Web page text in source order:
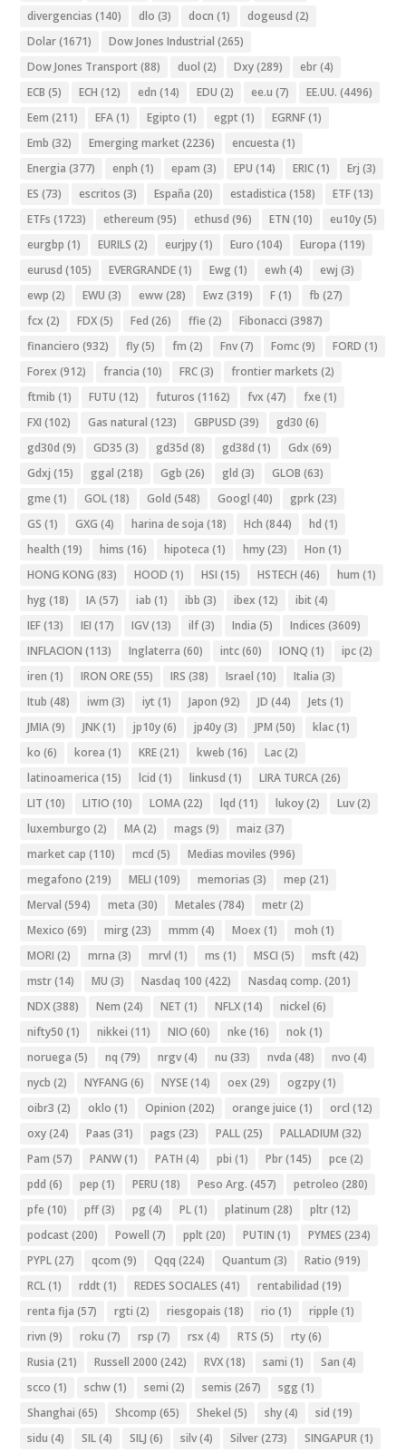
divergencias (140) dlo (3) docn (1) dogeusd (2)
Dolar(1671) Dow Jones Industrial (265)
Dow Jones Transport (88) duol (2) Dxy(289) ebr(4)
ECB (5) ECH (12) edn (14) EDU (2) ee.u (7) EE.UU. (4496)
Eem (211) EFA(1) Egipto (1) egpt (1) EGRNF(1)
Emb (32) Emerging market (2236) encuesta (1)
Energia (377) enph (1) epam (3) EPU (14) ERIC(1) Erj (3)
ES (73) escritos (3) España (20) estadistica (158) ETF(13)
ETFs (1723) ethereum (95) ethusd (96) ETN (10) eu10y(5)
eurgbp (1) EURILS (2) eurjpy(1) Euro (104) Europa (119)
eurusd (105) EVERGRANDE(1) Ewg (1) ewh (4) ewj (3)
ewp (2) EWU (3) eww(28) Ewz (319) F(1) fb (27)
fcx (2) FDX(5) Fed (26) ffie (2) Fibonacci (3987)
financiero (932) fly(5) fm (2) Fnv(7) Fomc(9) FORD (1)
Forex (912) francia (10) FRC(3) frontier markets (2)
ftmib (1) FUTU (12) futuros (1162) fvx (47) fxe (1)
FXI (102) Gas natural (123) GBPUSD (39) gd30 (6)
gd30d (9) GD35 (3) gd35d (8) gd38d (1) Gdx (69)
Gdxj (15) ggal (218) Ggb (26) gld (3) GLOB (63)
gme (1) GOL(18) Gold (548) Googl (40) gprk(23)
GS (1) GXG (4) harina de soja (18) Hch (844) hd (1)
health (19) hims (16) hipoteca (1) hmy(23) Hon (1)
HONG KONG (83) HOOD (1) HSI (15) HSTECH (46) hum (1)
hyg (18) IA(57) iab (1) ibb (3) ibex (12) ibit (4)
IEF(13) IEI (17) IGV(13) ilf(3) India (5) Indices (3609)
INFLACION (113) Inglaterra (60) intc(60) IONQ (1) ipc(2)
iren (1) IRON ORE(55) IRS (38) Israel (10) Italia (3)
Itub (48) iwm (3) iyt (1) Japon (92) JD (44) Jets (1)
JMIA(9) JNK(1) jp10y(6) jp40y(3) JPM (50) klac(1)
ko (6) korea (1) KRE(21) kweb (16) Lac(2)
latinoamerica (15) lcid (1) linkusd (1) LIRA TURCA(26)
LIT (10) LITIO (10) LOMA(22) lqd (11) lukoy(2) Luv(2)
luxemburgo (2) MA(2) mags (9) maiz (37)
market cap (110) mcd (5) Medias moviles (996)
megafono (219) MELI (109) memorias (3) mep (21)
Merval (594) meta (30) Metales (784) metr(2)
Mexico (69) mirg (23) mmm (4) Moex (1) moh (1)
MORI (2) mrna (3) mrvl (1) ms (1) MSCI (5) msft (42)
mstr(14) MU (3) Nasdaq 100 (422) Nasdaq comp. (201)
NDX(388) Nem (24) NET (1) NFLX(14) nickel (6)
nifty50 (1) nikkei (11) NIO (60) nke (16) nok(1)
noruega (5) nq (79) nrgv(4) nu (33) nvda (48) nvo (4)
nycb (2) NYFANG (6) NYSE(14) oex (29) ogzpy(1)
oibr3 (2) oklo (1) Opinion (202) orange juice (1) orcl (12)
oxy(24) Paas (31) pags (23) PALL(25) PALLADIUM (32)
Pam (57) PANW(1) PATH (4) pbi (1) Pbr(145) pce (2)
pdd (6) pep (1) PERU (18) Peso Arg. (457) petroleo (280)
pfe (10) pff(3) pg (4) PL(1) platinum (28) pltr(12)
podcast (200) Powell (7) pplt (20) PUTIN (1) PYMES (234)
PYPL(27) qcom (9) Qqq (224) Quantum (3) Ratio (919)
RCL(1) rddt (1) REDES SOCIALES (41) rentabilidad (19)
renta fija (57) rgti (2) riesgopais (18) rio (1) ripple (1)
rivn (9) roku (7) rsp (7) rsx (4) RTS (5) rty(6)
Rusia (21) Russell 2000 (242) RVX(18) sami (1) San (4)
scco (1) schw(1) semi (2) semis (267) sgg (1)
Shanghai (65) Shcomp (65) Shekel (5) shy(4) sid (19)
sidu (4) SIL(4) SILJ (6) silv(4) Silver(273) SINGAPUR(1)